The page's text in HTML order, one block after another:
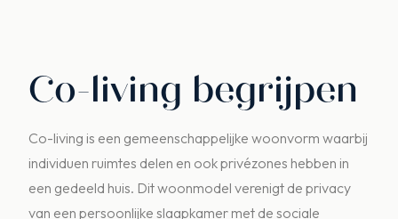
Co-living begrijpen
Co-living is een gemeenschappelijke woonvorm waarbij
individuen ruimtes delen en ook privézones hebben in
een gedeeld huis. Dit woonmodel verenigt de privacy
van een persoonlijke slaapkamer met de sociale